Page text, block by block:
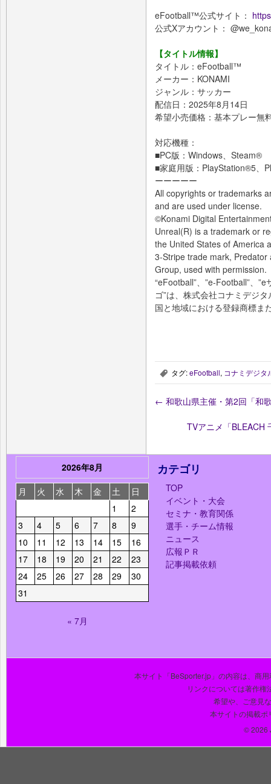
eFootball™公式サイト：
公式Xアカウント：
【タイトル情報】
タイトル：eFootball™
メーカー：KONAMI
ジャンル：サッカー
配信日：2025年8月14日
希望小売価格：基本プレー無
対応機種：
■PC版：Windows、Steam®
■家庭用版：PlayStation®5、
ーーーーー
All copyrights or trademarks
and are used under license.
©Konami Digital
Unreal(R) is a trademark or
the United States of
3-Stripe trade mark,
Group, used with permission.
“eFootball”、”e-Football”、
ゴ”は、株式会社コナミデジ
国と地域における登録商標ま
, タグ:eFootball, コナミデジタ
← 和歌山県主催・第2回「和
TVアニメ「BLEACH
2026年8月
月
火 水 木 金 土
日
1
2
3
4 5 6 7 8
9
10
11 12 13 14 15
16
17
18 19 20 21 22
23
24
25 26 27 28 29
30
31
« 7月
カテゴリ
TOP
イベント・大会
セミナ・教育関係
選手・チーム情報
ニュース
広報ＰＲ
記事掲載依頼
本サイト「BeSporter.jp」の内容は、商
リンクについては著作権
希望や、ご意見
本サイトの掲載ポ
© 2026